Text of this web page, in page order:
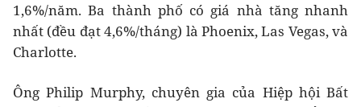
1,6%/năm. Ba thành phố có giá nhà tăng nhanh
nhất (đều đạt 4,6%/tháng) là Phoenix, Las Vegas, và
Charlotte.
Ông Philip Murphy, chuyên gia của Hiệp hội Bất